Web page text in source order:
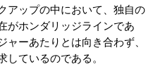
アップの中において、独自の
がホンダリッジラインであ
ーあたりとは向き合わず、
ているのである。